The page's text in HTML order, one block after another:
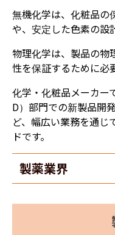
無機化学は、化粧品の
や、安定した色素の設
物理化学は、製品の物
性を保証するために必
化学・化粧品メーカー
D）部門での新製品開
ど、幅広い業務を通じ
ドです。
製薬業界